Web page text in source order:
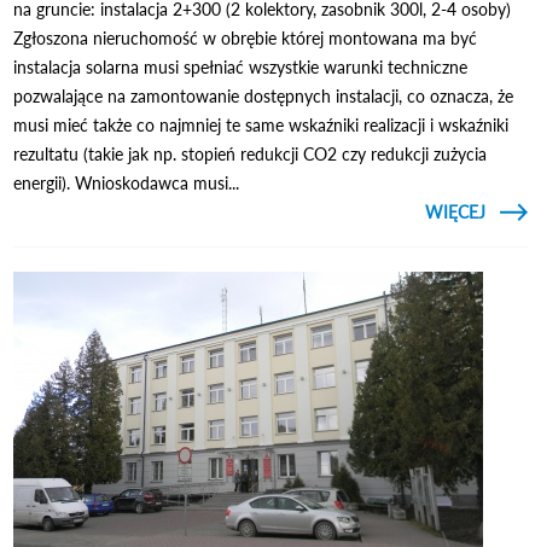
na gruncie: instalacja 2+300 (2 kolektory, zasobnik 300l, 2-4 osoby)
Zgłoszona nieruchomość w obrębie której montowana ma być
instalacja solarna musi spełniać wszystkie warunki techniczne
pozwalające na zamontowanie dostępnych instalacji, co oznacza, że
musi mieć także co najmniej te same wskaźniki realizacji i wskaźniki
rezultatu (takie jak np. stopień redukcji CO2 czy redukcji zużycia
energii). Wnioskodawca musi...
CZYTAJ
WIĘCEJ